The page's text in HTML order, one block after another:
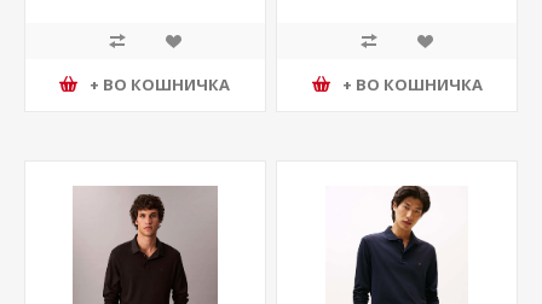
+ ВО КОШНИЧКА + ВО КОШНИЧКА